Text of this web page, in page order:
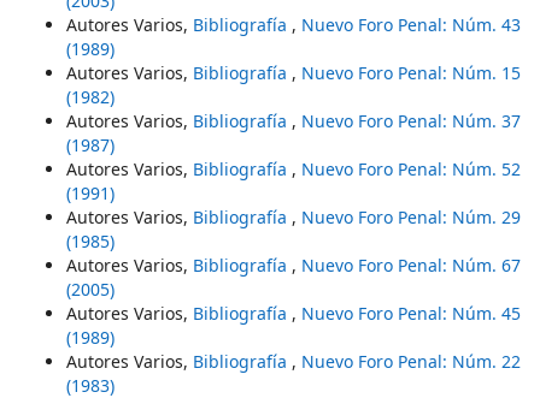
Autores Varios, Bibliografía , Nuevo Foro Penal: Núm. 43
(1989)
Autores Varios, Bibliografía , Nuevo Foro Penal: Núm. 15
(1982)
Autores Varios, Bibliografía , Nuevo Foro Penal: Núm. 37
(1987)
Autores Varios, Bibliografía , Nuevo Foro Penal: Núm. 52
(1991)
Autores Varios, Bibliografía , Nuevo Foro Penal: Núm. 29
(1985)
Autores Varios, Bibliografía , Nuevo Foro Penal: Núm. 67
(2005)
Autores Varios, Bibliografía , Nuevo Foro Penal: Núm. 45
(1989)
Autores Varios, Bibliografía , Nuevo Foro Penal: Núm. 22
(1983)